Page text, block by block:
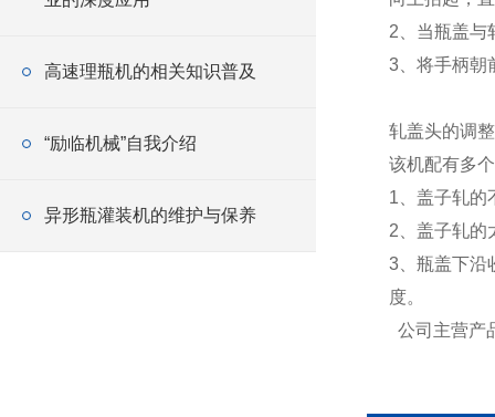
高速理瓶机的相关知识普及
“励临机械”自我介绍
异形瓶灌装机的维护与保养
2、当瓶盖与
3、将手柄
轧盖头
该机配有多
1、盖子轧的
2、盖子轧
3、瓶盖下沿
度。
公司主营产